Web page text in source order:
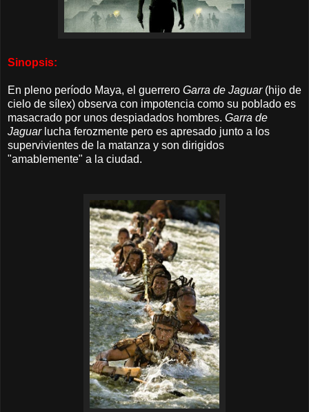
Sinopsis:
En pleno período Maya, el guerrero Garra de Jaguar (hijo de
cielo de sílex) observa con impotencia como su poblado es
masacrado por unos despiadados hombres. Garra de
Jaguar lucha ferozmente pero es apresado junto a los
supervivientes de la matanza y son dirigidos
"amablemente" a la ciudad.